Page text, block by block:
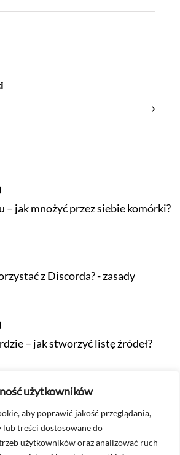
użytkowników
aby poprawić jakość przeglądania,
treści dostosowane do
użytkowników oraz analizować ruch
– jak mnożyć przez siebie komórki?
z Discorda? - zasady
– jak stworzyć listę źródeł?
się ze mną -